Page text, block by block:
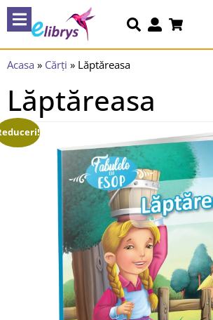
Acasa » Cărți » Lăptăreasa
Lăptăreasa